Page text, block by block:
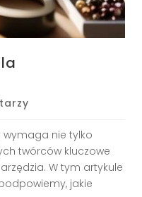
wymaga nie tylko
twórców kluczowe
W tym artykule
jakie